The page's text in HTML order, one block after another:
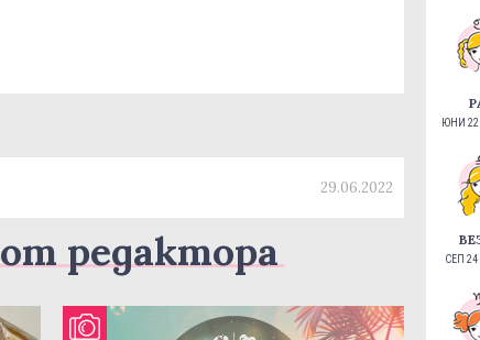
29.06.2022
редактора
ЮНИ 22
СЕП 24